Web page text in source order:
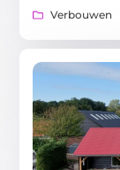
Verbouwen